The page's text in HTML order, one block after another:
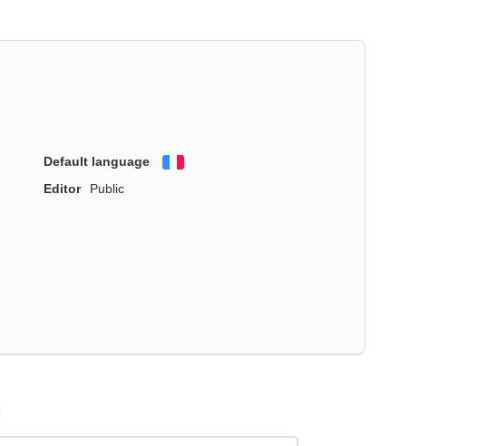
Default language
Editor
Public